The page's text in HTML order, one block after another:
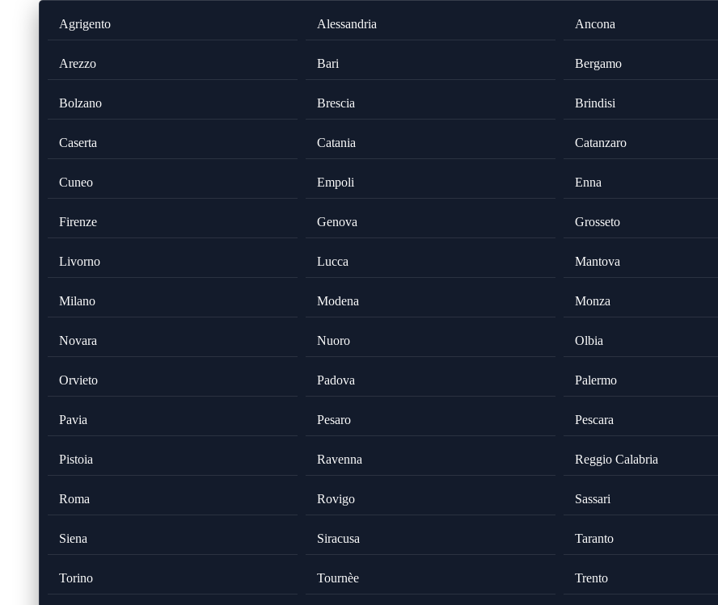
Agrigento Alessandria Ancona
Arezzo Bari Bergamo
Bolzano Brescia Brindisi
Caserta Catania Catanzaro
Cuneo Empoli Enna
Firenze Genova Grosseto
Livorno Lucca Mantova
Milano Modena Monza
Novara Nuoro Olbia
Orvieto Padova Palermo
Pavia Pesaro Pescara
Pistoia Ravenna Reggio Calabria
Roma Rovigo Sassari
Siena Siracusa Taranto
Torino Tournèe Trento